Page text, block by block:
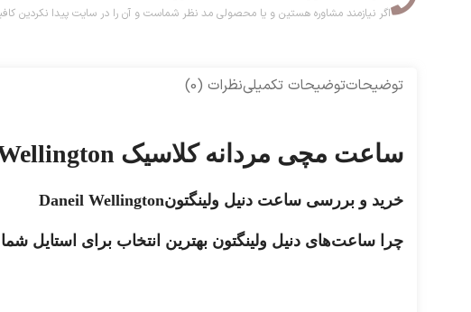
اگر نیازمند مشاوره هستین و یا محصولی مد نظر شماست و آن را در سایت پیدا نکردین کافیه با
توضیحاتتوضیحات تکمیلینظرات (0)
ساعت مچی مردانه کلاسیک Daniel Wellington
خرید و بررسی ساعت دنیل ولینگتونDaneil Wellington
چرا ساعت‌های دنیل ولینگتون بهترین انتخاب برای استایل